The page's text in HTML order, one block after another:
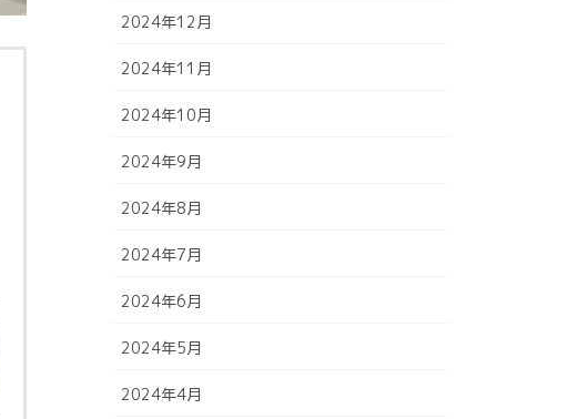
2024年12月
2024年11月
2024年10月
2024年9月
2024年8月
2024年7月
2024年6月
2024年5月
2024年4月